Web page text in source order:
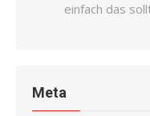
einfach das
Meta